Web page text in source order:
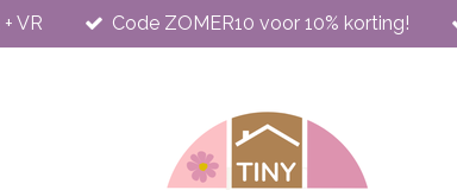
VR Code ZOMER10 voor 10% korting!